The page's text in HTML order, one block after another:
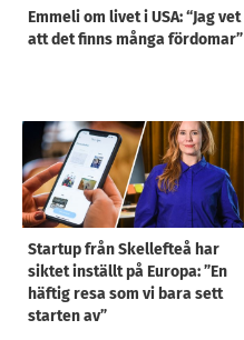
Emmeli om livet i USA: “Jag vet
att det finns många fördomar”
Startup från Skellefteå har
siktet inställt på Europa: ”En
häftig resa som vi bara sett
starten av”